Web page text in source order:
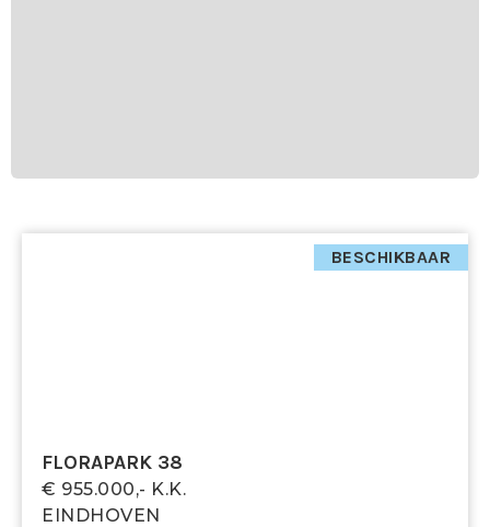
BESCHIKBAAR
FLORAPARK 38
€ 955.000,- K.k.
EINDHOVEN